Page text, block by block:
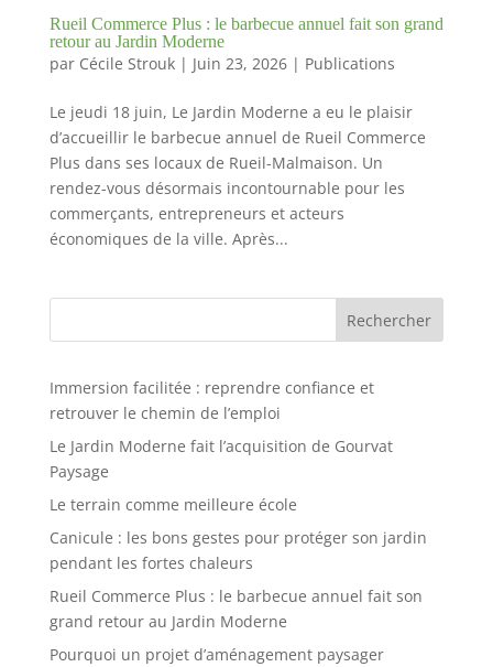
Rueil Commerce Plus : le barbecue annuel fait son grand
retour au Jardin Moderne
par Cécile Strouk| Juin 23, 2026| Publications
Le jeudi 18 juin, Le Jardin Moderne a eu le plaisir
d’accueillir le barbecue annuel de Rueil Commerce
Plus dans ses locaux de Rueil-Malmaison. Un
rendez-vous désormais incontournable pour les
commerçants, entrepreneurs et acteurs
économiques de la ville. Après...
Rechercher
Immersion facilitée : reprendre confiance et
retrouver le chemin de l’emploi
Le Jardin Moderne fait l’acquisition de Gourvat
Paysage
Le terrain comme meilleure école
Canicule : les bons gestes pour protéger son jardin
pendant les fortes chaleurs
Rueil Commerce Plus : le barbecue annuel fait son
grand retour au Jardin Moderne
Pourquoi un projet d’aménagement paysager